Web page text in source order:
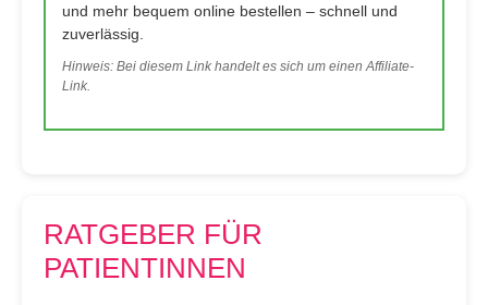
und mehr bequem online bestellen – schnell und
zuverlässig.
Hinweis: Bei diesem Link handelt es sich um einen Affiliate-
Link.
RATGEBER FÜR
PATIENTINNEN